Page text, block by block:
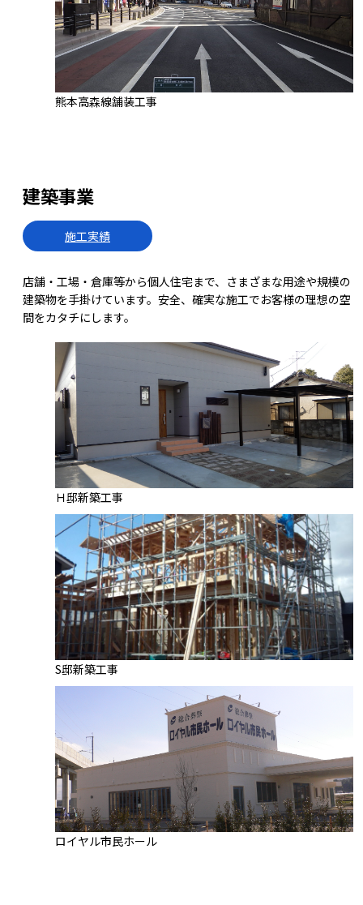
熊本高森線舗装工事
建築事業
施工実績
店舗・工場・倉庫等から個人住宅まで、さまざまな用途や規模の
建築物を手掛けています。安全、確実な施工でお客様の理想の空
間をカタチにします。
Ｈ邸新築工事
S邸新築工事
ロイヤル市民ホール